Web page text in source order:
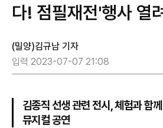
다! 점필재전'행사 열려
(밀양)김규남 기자
입력 2023-07-07 21:08
김종직 선생 관련 전시, 체험과 함
뮤지컬 공연